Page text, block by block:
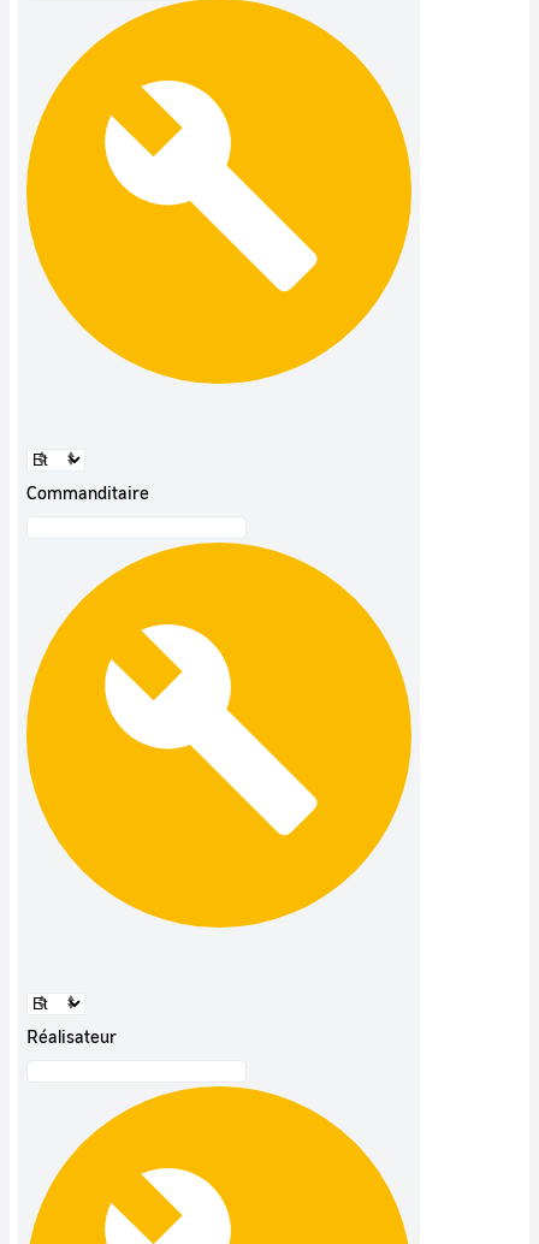
Commanditaire
Réalisateur